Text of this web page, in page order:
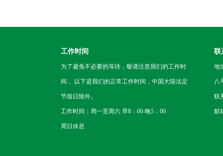
工作时间
为了避免不必要的等待，敬请注意我们的工作时
间 。以下是我们的正常工作时间，中国大陆法定
节假日除外。
工作时间：周一至周六 早8：00-晚5：00
周日休息
联
地
八
联
邮